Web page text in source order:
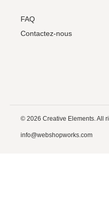
FAQ
Contactez-nous
© 2026 Creative Elements. All
info@webshopworks.com